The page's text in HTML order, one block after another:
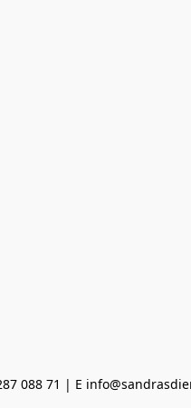
088 71 | E